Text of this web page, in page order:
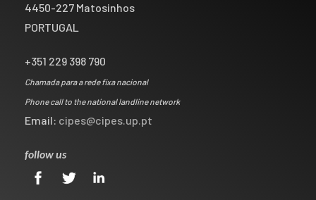
4450-227 Matosinhos
PORTUGAL
+351 229 398 790
Chamada para a rede fixa nacional
Phone call to the national landline network
Email: cipes@cipes.up.pt
follow us